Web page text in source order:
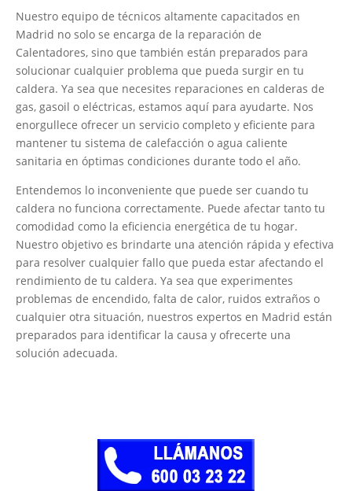
Nuestro equipo de técnicos altamente capacitados en
Madrid no solo se encarga de la reparación de
Calentadores, sino que también están preparados para
solucionar cualquier problema que pueda surgir en tu
caldera. Ya sea que necesites reparaciones en calderas de
gas, gasoil o eléctricas, estamos aquí para ayudarte. Nos
enorgullece ofrecer un servicio completo y eficiente para
mantener tu sistema de calefacción o agua caliente
sanitaria en óptimas condiciones durante todo el año.
Entendemos lo inconveniente que puede ser cuando tu
caldera no funciona correctamente. Puede afectar tanto tu
comodidad como la eficiencia energética de tu hogar.
Nuestro objetivo es brindarte una atención rápida y efectiva
para resolver cualquier fallo que pueda estar afectando el
rendimiento de tu caldera. Ya sea que experimentes
problemas de encendido, falta de calor, ruidos extraños o
cualquier otra situación, nuestros expertos en Madrid están
preparados para identificar la causa y ofrecerte una
solución adecuada.